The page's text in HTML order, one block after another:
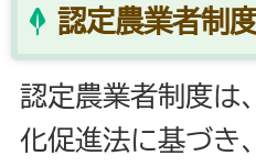
認定農業者制
認定農業者制度は
化促進法に基づき